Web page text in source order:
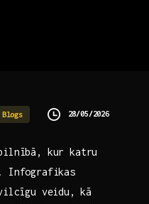
Blogs 28/05/2026
kur katru
Infografikas
veidu,⁢ kā⁤